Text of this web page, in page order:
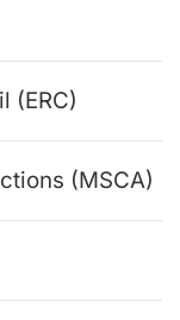
(ERC)
(MSCA)